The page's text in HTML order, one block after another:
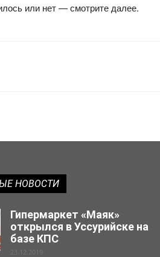
или нет — смотрите далее.
НОВОСТИ
Гипермаркет «Маяк»
открылся в Уссурийске на
базе КПС
23.12.2019